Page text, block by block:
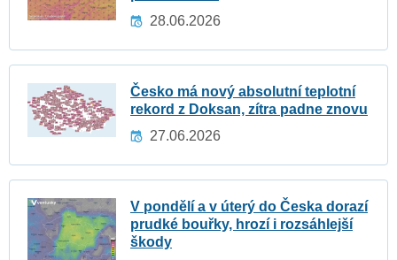
28.06.2026
Česko má nový absolutní teplotní
rekord z Doksan, zítra padne znovu
27.06.2026
V pondělí a v úterý do Česka dorazí
prudké bouřky, hrozí i rozsáhlejší
škody